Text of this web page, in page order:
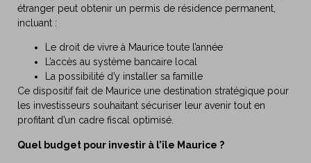
étranger peut obtenir un permis de résidence permanent,
incluant :
Le droit de vivre à Maurice toute l’année
L’accès au système bancaire local
La possibilité d’y installer sa famille
Ce dispositif fait de Maurice une destination stratégique pour
les investisseurs souhaitant sécuriser leur avenir tout en
profitant d’un cadre fiscal optimisé.
Quel budget pour investir à l’île Maurice ?